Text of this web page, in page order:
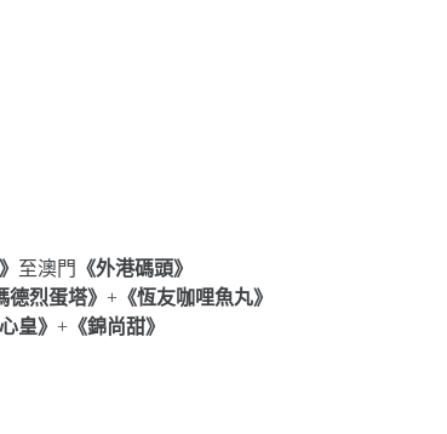
至澳門 《外港碼頭》
德烈蛋塔》 + 《恆友咖哩魚丸》
皇》 + 《錦尚甜》